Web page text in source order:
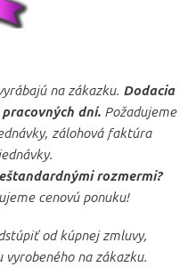
na zákazku. Dodacia
pracovných dní. Požadujeme
zálohová faktúra
rozmermi?
cenovú ponuku!
od kúpnej zmluvy,
na zákazku.